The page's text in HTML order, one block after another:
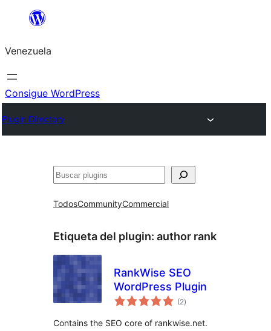
Saltar
contenido
Venezuela
Consigue WordPress
Plugin Directory
Buscar
TodosCommunityCommercial
Etiqueta del plugin: author rank
RankWise SEO
WordPress Plugin
(2total
de
)
Contains the SEO core of rankwise.net.